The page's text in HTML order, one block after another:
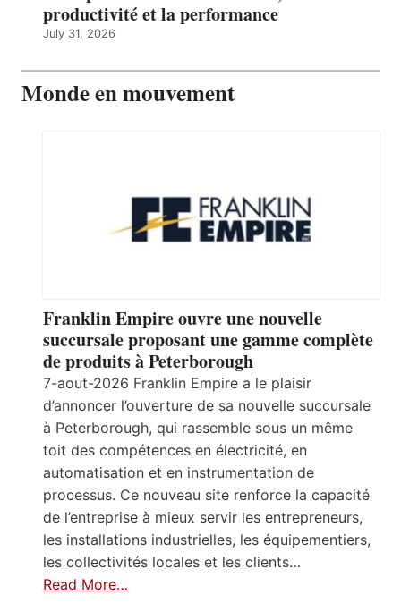
productivité et la performance
July 31, 2026
Monde en mouvement
Franklin Empire ouvre une nouvelle
succursale proposant une gamme complète
de produits à Peterborough
7-aout-2026 Franklin Empire a le plaisir
d’annoncer l’ouverture de sa nouvelle succursale
à Peterborough, qui rassemble sous un même
toit des compétences en électricité, en
automatisation et en instrumentation de
processus. Ce nouveau site renforce la capacité
de l’entreprise à mieux servir les entrepreneurs,
les installations industrielles, les équipementiers,
les collectivités locales et les clients…
Read More…